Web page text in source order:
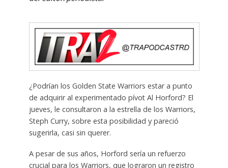
¿Podrían los Golden State Warriors estar a punto
de adquirir al experimentado pívot Al Horford? El
jueves, le consultaron a la estrella de los Warriors,
Steph Curry, sobre esta posibilidad y pareció
sugerirla, casi sin querer.
A pesar de sus años, Horford sería un refuerzo
crucial para los Warriors, que lograron un registro